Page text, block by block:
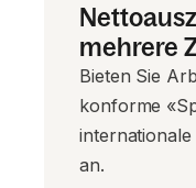
mehrere
Bieten Sie
konforme
an.